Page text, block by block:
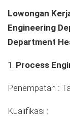
Lowongan
Engineering
Department
1. Process
Penempatan :
Kualifikasi :